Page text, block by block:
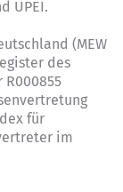
UPEI.
(MEW
des
für
im